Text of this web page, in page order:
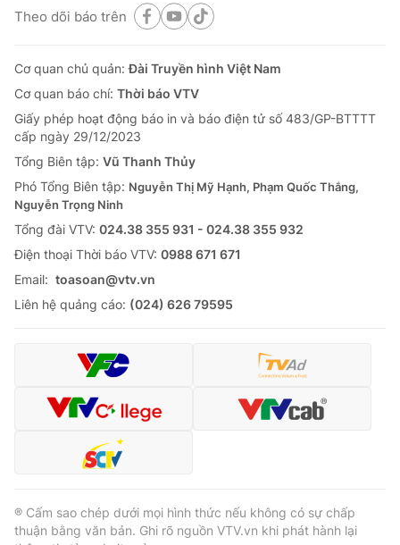
Giải sao mai
Âm nhạc
Du lịch
Làm đẹp
Chất lượng cuộc sống
Tuyển sinh
Học trực tuyến
Công nghệ
Hitech Công nghệ tương lai
Sản phẩm
Thị trường
Tư vấn
Giao lưu trực tuyến
Lịch phát sóng
Chuyên mục khác
Emagazine Podcast
Video Shorts video
VTV Money
VTV Sức khoẻ Bất động sản
Theo dõi báo trên
Cơ quan chủ quản:Đài Truyền hình Việt Nam
Cơ quan báo chí: Thời báo VTV
Giấy phép hoạt động báo in và báo điện tử số 483/GP-BTTTT
cấp ngày 29/12/2023
Tổng Biên tập: Vũ Thanh Thủy
Phó Tổng Biên tập: Nguyễn Thị Mỹ Hạnh, Phạm Quốc Thắng,
Nguyễn Trọng Ninh
Tổng đài VTV: 024.38 355 931 - 024.38 355 932
Ðiện thoại Thời báo VTV: 0988 671 671
Email: toasoan@vtv.vn
Liên hệ quảng cáo: (024) 626 79595
® Cấm sao chép dưới mọi hình thức nếu không có sự chấp
thuận bằng văn bản. Ghi rõ nguồn VTV.vn khi phát hành lại